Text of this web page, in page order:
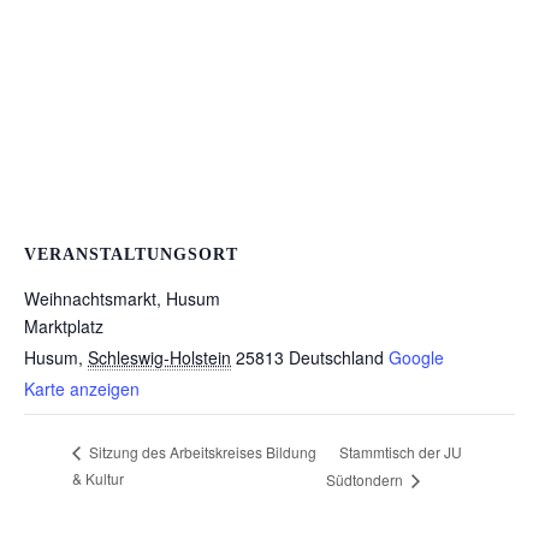
VERANSTALTUNGSORT
Weihnachtsmarkt, Husum
Marktplatz
Husum, Schleswig-Holstein 25813 Deutschland Google
Karte anzeigen
Sitzung des Arbeitskreises Bildung
& Kultur
Stammtisch der JU
Südtondern